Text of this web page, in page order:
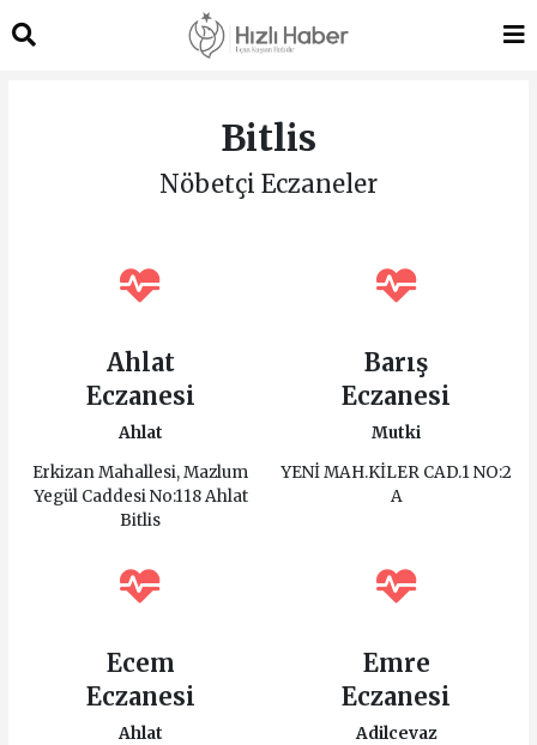
Bitlis
Nöbetçi Eczaneler
Ahlat
Eczanesi
Ahlat
Erkizan Mahallesi, Mazlum
Yegül Caddesi No:118 Ahlat
Bitlis
Barış
Eczanesi
Mutki
YENİ MAH.KİLER CAD.1 NO:2
A
Ecem
Eczanesi
Ahlat
Emre
Eczanesi
Adilcevaz